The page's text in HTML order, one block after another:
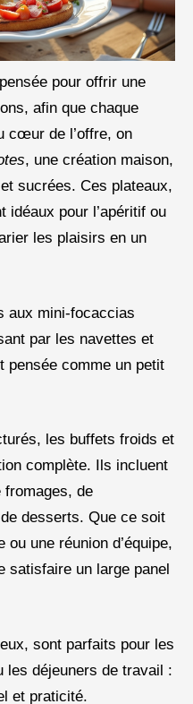
pour offrir une
afin que chaque
cœur de l’offre, on
, une création maison,
sucrées. Ces plateaux,
idéaux pour l’apéritif ou
les plaisirs en un
aux mini-focaccias
par les navettes et
pensée comme un petit
les buffets froids et
complète. Ils incluent
fromages, de
desserts. Que ce soit
une réunion d’équipe,
satisfaire un large panel
sont parfaits pour les
les déjeuners de travail :
et praticité.